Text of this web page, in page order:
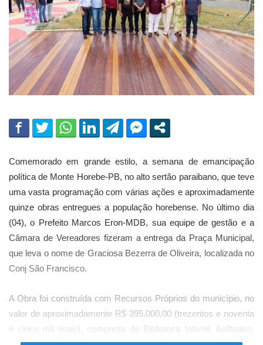
Comemorado em grande estilo, a semana de emancipação
política de Monte Horebe-PB, no alto sertão paraibano, que teve
uma vasta programação com várias ações e aproximadamente
quinze obras entregues a população horebense. No último dia
(04), o Prefeito Marcos Eron-MDB, sua equipe de gestão e a
Câmara de Vereadores fizeram a entrega da Praça Municipal,
que leva o nome de Graciosa Bezerra de Oliveira, localizada no
Conj São Francisco.
A Obra foi construída com Recursos Próprios do município, no
valor de aproximadamente R$ 395.000,00 (trezentos e noventa
e cinco mil reais), composta de Biblioteca Infantil, Anfiteatro,